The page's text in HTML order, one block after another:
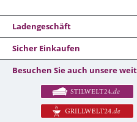
Ladengeschäft
Sicher Einkaufen
Besuchen Sie auch unsere